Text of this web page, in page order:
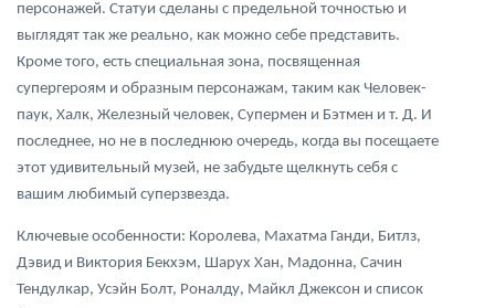
персонажей. Статуи сделаны с предельной точностью и
выглядят так же реально, как можно себе представить.
Кроме того, есть специальная зона, посвященная
супергероям и образным персонажам, таким как Человек-
паук, Халк, Железный человек, Супермен и Бэтмен и т. Д. И
последнее, но не в последнюю очередь, когда вы посещаете
этот удивительный музей, не забудьте щелкнуть себя с
вашим любимый суперзвезда.
Ключевые особенности: Королева, Махатма Ганди, Битлз,
Дэвид и Виктория Бекхэм, Шарух Хан, Мадонна, Сачин
Тендулкар, Усэйн Болт, Роналду, Майкл Джексон и список